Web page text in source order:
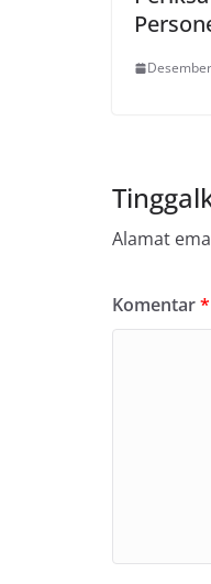
Alamat
Komentar*